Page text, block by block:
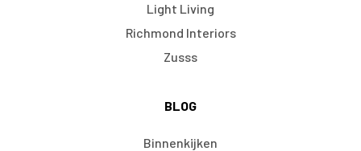
Light Living
Richmond Interiors
Zusss
BLOG
Binnenkijken